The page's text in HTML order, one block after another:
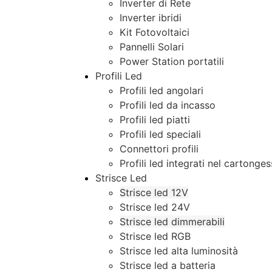
Inverter di Rete
Inverter ibridi
Kit Fotovoltaici
Pannelli Solari
Power Station portatili
Profili Led
Profili led angolari
Profili led da incasso
Profili led piatti
Profili led speciali
Connettori profili
Profili led integrati nel
Strisce Led
Strisce led 12V
Strisce led 24V
Strisce led dimmerabili
Strisce led RGB
Strisce led alta luminosità
Strisce led a batteria